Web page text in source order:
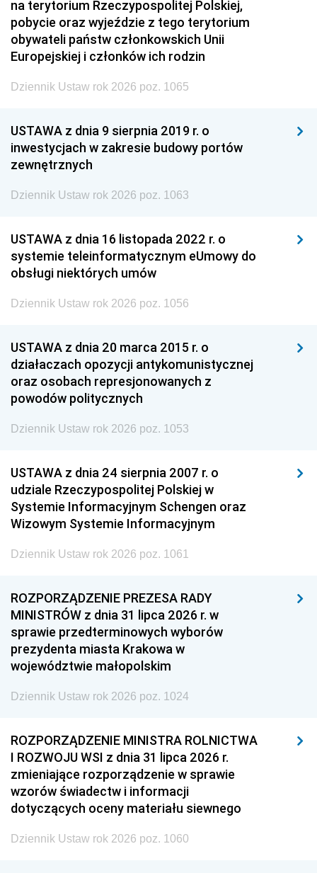
na terytorium Rzeczypospolitej Polskiej,
pobycie oraz wyjeździe z tego terytorium
obywateli państw członkowskich Unii
Europejskiej i członków ich rodzin
Dziennik Ustaw rok 2026 poz. 1065
USTAWA z dnia 9 sierpnia 2019 r. o
inwestycjach w zakresie budowy portów
zewnętrznych
Dziennik Ustaw rok 2026 poz. 1063
USTAWA z dnia 16 listopada 2022 r. o
systemie teleinformatycznym eUmowy do
obsługi niektórych umów
Dziennik Ustaw rok 2026 poz. 1056
USTAWA z dnia 20 marca 2015 r. o
działaczach opozycji antykomunistycznej
oraz osobach represjonowanych z
powodów politycznych
Dziennik Ustaw rok 2026 poz. 1053
USTAWA z dnia 24 sierpnia 2007 r. o
udziale Rzeczypospolitej Polskiej w
Systemie Informacyjnym Schengen oraz
Wizowym Systemie Informacyjnym
Dziennik Ustaw rok 2026 poz. 1061
ROZPORZĄDZENIE PREZESA RADY
MINISTRÓW z dnia 31 lipca 2026 r. w
sprawie przedterminowych wyborów
prezydenta miasta Krakowa w
województwie małopolskim
Dziennik Ustaw rok 2026 poz. 1024
ROZPORZĄDZENIE MINISTRA ROLNICTWA
I ROZWOJU WSI z dnia 31 lipca 2026 r.
zmieniające rozporządzenie w sprawie
wzorów świadectw i informacji
dotyczących oceny materiału siewnego
Dziennik Ustaw rok 2026 poz. 1060